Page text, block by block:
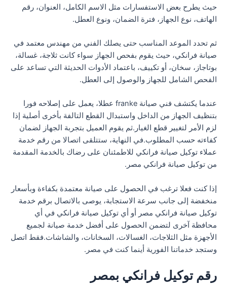
حيث يطرح بعض الاستفسارات مثل الاسم الكامل، العنوان، رقم
الهاتف، نوع الجهاز، فترة الضمان، ونوع العطل.
ثم تحدد الموعد المناسب حتى يصلك الفني من مهندس معتمد في
صيانة فرانكي، حيث يقوم بفحص الجهاز سواء كانت ثلاجة، غسالة،
بوتاجاز، سخان، أو تكييف، باعتماد الأدوات الحديثة التي تساعد على
الفحص الشامل للجهاز والوصول إلى العطل.
عندما يكتشف فني صيانة franke عطلا، يعمل على إصلاحه فورا
بتنظيف الجهاز من الداخل واستبدال القطع التالفة بأخرى أصلية إذا
لزم الأمر لتغيير قطع الغيار.ثم يقوم العميل بتجربة الجهاز لضمان
كفاءته حسب المطلوب.في النهاية، ستتلقى اتصالا من رقم خدمة
عملاء توكيل صيانة فرانكي للاطمئنان على رضاك بالخدمة المقدمة
من توكيل صيانة فرانكي مصر.
إذا كنت فعلا ترغب في الحصول على صيانة معتمدة بكفاءة وبأسعار
منخفضة إلى جانب سرعة الاستجابة، يوصى بالاتصال برقم خدمة
توكيل صيانة فرانكي مصر أو أي توكيل صيانة فرانكي في أي
محافظة آخرى لتضمن الحصول على أفضل خدمة صيانة لجميع
الأجهزة مثل الثلاجات، الغسالات، السخانات، والشاشات.فقط اتصل
وستجد خدماتنا الفورية أينما كنت في مصر.
رقم توكيل فرانكي بمصر